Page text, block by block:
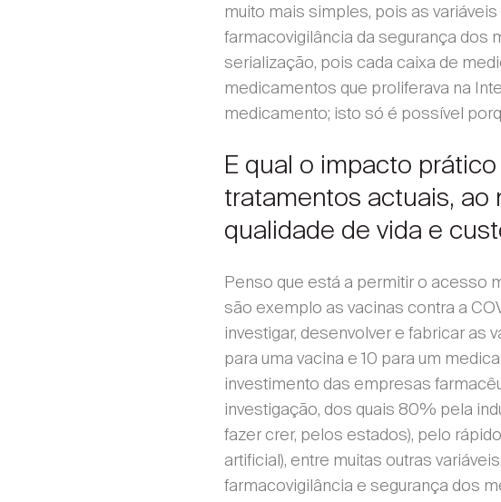
muito mais simples, pois as
farmacovigilância da segurança dos
serialização, pois cada caixa de
medicamentos que proliferava na
medicamento; isto só é possível
E qual o impacto
tratamentos actuais, ao
qualidade de vida e
Penso que está a permitir o acesso
são exemplo as vacinas contra a
investigar, desenvolver e fabricar as
para uma vacina e 10 para um
investimento das empresas
investigação, dos quais 80% pela
fazer crer, pelos estados), pelo
artificial), entre muitas outras
farmacovigilância e segurança dos